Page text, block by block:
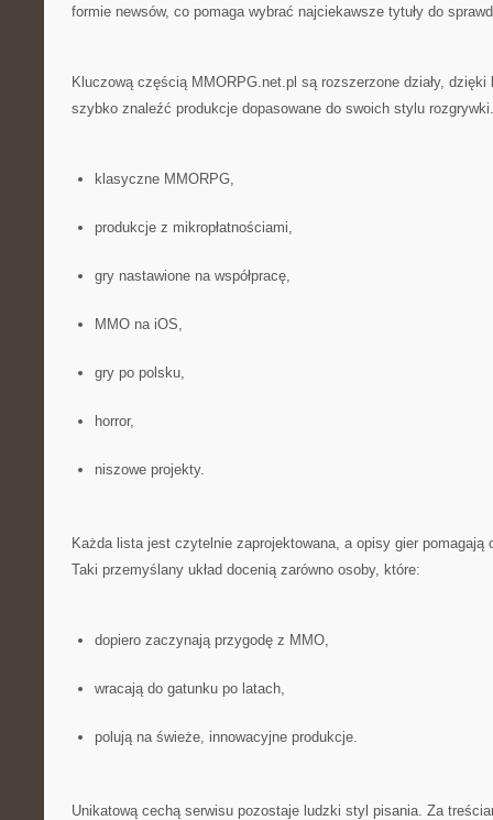
formie newsów, co pomaga wybrać najciekawsze tytuły do
Kluczową częścią MMORPG.net.pl są rozszerzone działy,
szybko znaleźć produkcje dopasowane do swoich stylu
klasyczne MMORPG,
produkcje z mikropłatnościami,
gry nastawione na współpracę,
MMO na iOS,
gry po polsku,
horror,
niszowe projekty.
Każda lista jest czytelnie zaprojektowana, a opisy gier pomagają
Taki przemyślany układ docenią zarówno osoby, które:
dopiero zaczynają przygodę z MMO,
wracają do gatunku po latach,
polują na świeże, innowacyjne produkcje.
Unikatową cechą serwisu pozostaje ludzki styl pisania. Za